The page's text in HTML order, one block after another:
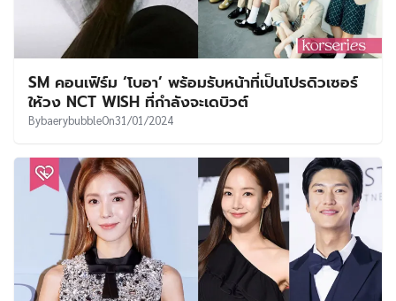
SM คอนเฟิร์ม ‘โบอา’ พร้อมรับหน้าที่เป็นโปรดิวเซอร์
ให้วง NCT WISH ที่กำลังจะเดบิวต์
BybaerybubbleOn31/01/2024